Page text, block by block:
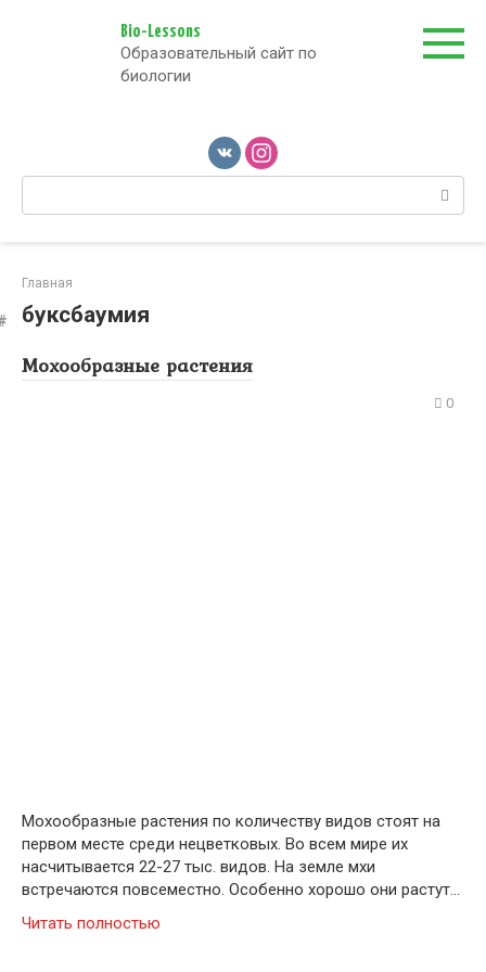
Bio-Lessons
Образовательный сайт по
биологии
Поиск:
Главная
буксбаумия
Мохообразные растения
0
Мохообразные растения по количеству видов стоят на
первом месте среди нецветковых. Во всем мире их
насчитывается 22-27 тыс. видов. На земле мхи
встречаются повсеместно. Особенно хорошо они растут…
Читать полностью